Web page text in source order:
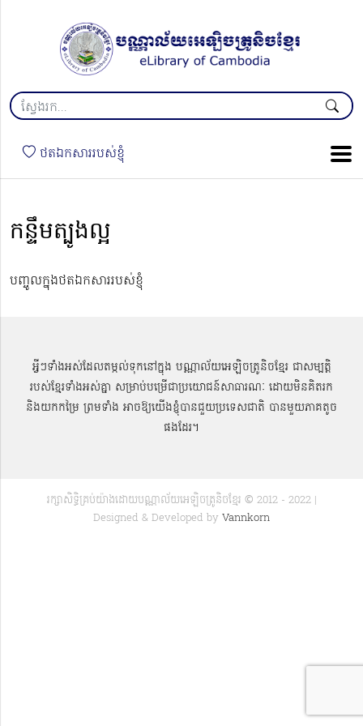
ថតឯកសាររបស់ខ្ញុំ
កន្ទឹមត្បូងល្អ
បញ្ចូលក្នុងថតឯកសាររបស់ខ្ញុំ
អ្វីៗទាំងអស់ដែលតម្កល់ទុកនៅក្នុង បណ្ណាល័យអេឡិចត្រូនិចខ្មែរ ជាសម្បតិ្ត
របស់ខ្មែរទាំងអស់គ្នា សម្រាប់បម្រើជាប្រយោជន៍សាធារណៈ ដោយមិនគិតរក
និងយកកម្រៃ ព្រមទាំង អាចឱ្យយើងខ្ញុំបានជួយប្រទេសជាតិ បានមួយភាគតូច
ផងដែរ។
រក្សាសិទ្ធិគ្រប់យ៉ាងដោយបណ្ណាល័យអេឡិចត្រូនិចខ្មែរ © 2012 - 2022 |
Designed & Developed by Vannkorn